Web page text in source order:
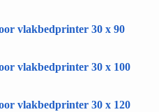
vlakbedprinter 30 x 90
vlakbedprinter 30 x 100
vlakbedprinter 30 x 120